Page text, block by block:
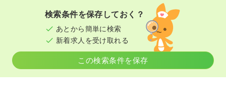
検索条件を保存しておく？
あとから簡単に検索
新着求人を受け取れる
この検索条件を保存